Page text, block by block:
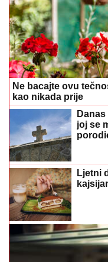
Ne bacajte ovu
kao nikada prije
joj se
Ljetni